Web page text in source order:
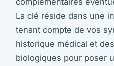
complémentaires
La clé réside dans une
tenant compte de vos
historique médical et
biologiques pour poser